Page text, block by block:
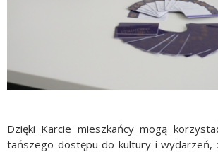
Dzięki Karcie mieszkańcy mogą
tańszego dostępu do kultury i wydarzeń,